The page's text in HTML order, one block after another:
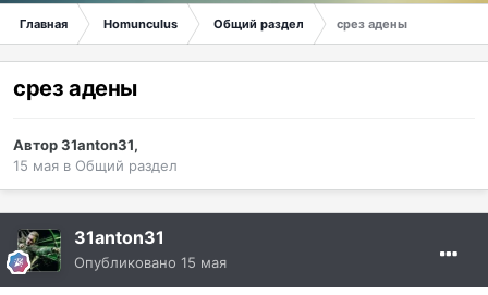
Главная Homunculus Общий раздел срез адены
срез адены
Автор31anton31,
15 мая в Общий раздел
31anton31
Опубликовано 15 мая